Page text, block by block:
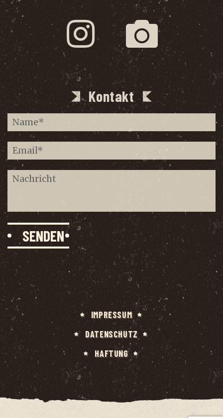
Kontakt
IMPRES­SUM
DATEN­SCHUTZ
HAF­TUNG